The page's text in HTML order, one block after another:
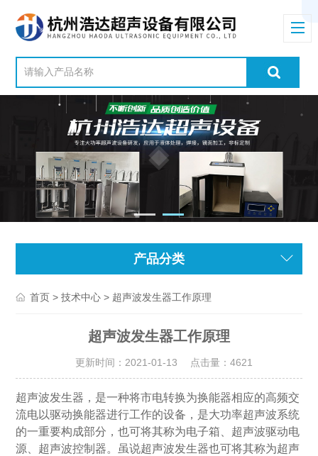
产品分类
首页 >技术中心 > 超声波发生器工作原理
超声波发生器工作原理
更新时间：2021-01-13 点击量： 4621
超声波发生器，是一种将市电转换为换能器相应的高频交
流电以驱动换能器进行工作的设备，是大功率超声波系统
的一重要构成部分，也可将其称为电子箱、超声波驱动电
源、超声波控制器。虽说超声波发生器也可将其称为超声